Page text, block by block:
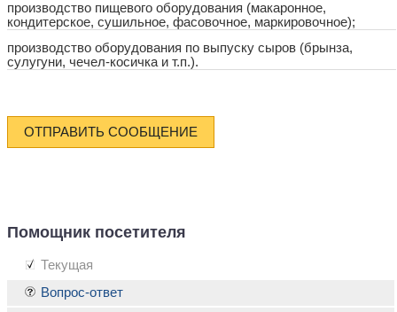
производство пищевого оборудования (макаронное,
кондитерское, сушильное, фасовочное, маркировочное);
производство оборудования по выпуску сыров (брынза,
сулугуни, чечел-косичка и т.п.).
ОТПРАВИТЬ СООБЩЕНИЕ
Помощник посетителя
Текущая
Вопрос-ответ